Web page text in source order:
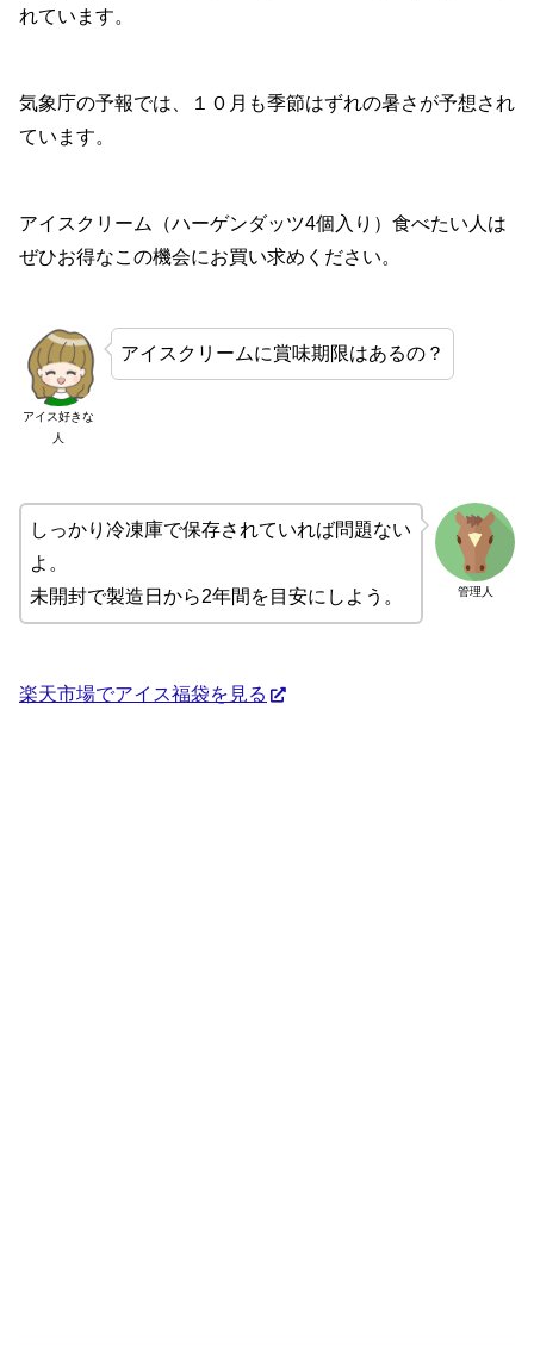
れています。
気象庁の予報では、１０月も季節はずれの暑さが予想され
ています。
アイスクリーム（ハーゲンダッツ4個入り）食べたい人は
ぜひお得なこの機会にお買い求めください。
アイス好きな
人
アイスクリームに賞味期限はあるの？
管理人
しっかり冷凍庫で保存されていれば問題ない
よ。
未開封で製造日から2年間を目安にしよう。
楽天市場でアイス福袋を見る